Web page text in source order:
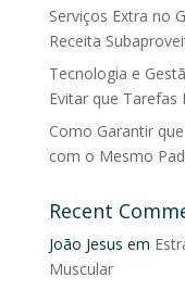
Serviços Extra no
Receita
Tecnologia e
Evitar que Tarefas
Como Garantir
com o Mesmo
Recent
João Jesus em
Muscular